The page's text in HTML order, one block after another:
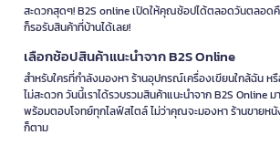
สะดวกสุดๆ! B2S online เปิดให้คุณช้อปได้ตลอดวันตลอดคื
ก็รอรับสินค้าที่บ้านได้เลย!
เลือกช้อปสินค้าแนะนำจาก B2S Online
สำหรับใครที่กำลังมองหา ร้านอุปกรณ์เครื่องเขียนใกล้ฉัน ห
ไม่สะดวก วันนี้เราได้รวบรวมสินค้าแนะนำจาก B2S Online
พร้อมตอบโจทย์ทุกไลฟ์สไตล์ ไม่ว่าคุณจะมองหา ร้านขายห
ก็ตาม